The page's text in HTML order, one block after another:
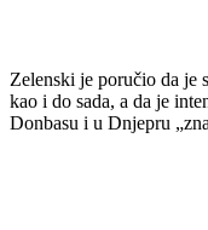
Zelenski je poručio da je
kao i do sada, a da je
Donbasu i u Dnjepru